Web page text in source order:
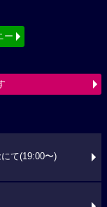
ー
て(19:00〜)